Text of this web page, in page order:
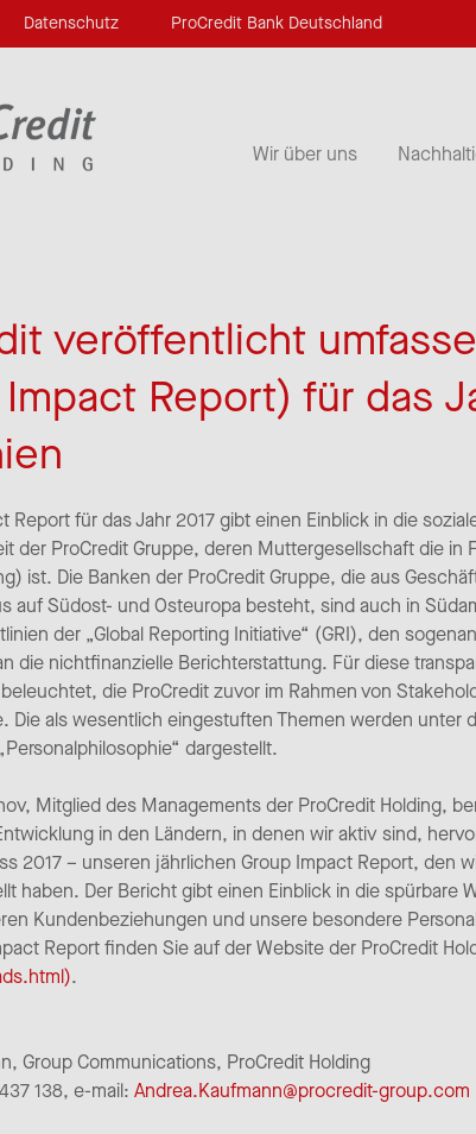
Datenschutz ProCredit Bank Deutschland
Wir über uns
veröffentlicht
Report) für das
Report für das Jahr 2017 gibt einen Einblick in die
der ProCredit Gruppe, deren Muttergesellschaft die in
ist. Die Banken der ProCredit Gruppe, die aus
auf Südost- und Osteuropa besteht, sind auch in
der „Global Reporting Initiative“ (GRI), den
die nichtfinanzielle Berichterstattung. Für diese
die ProCredit zuvor im Rahmen von
Die als wesentlich eingestuften Themen werden unter
dargestellt.
Mitglied des Managements der ProCredit Holding,
in den Ländern, in denen wir aktiv sind,
2017 – unseren jährlichen Group Impact Report, den
haben. Der Bericht gibt einen Einblick in die spürbare
Kundenbeziehungen und unsere besondere
Report finden Sie auf der Website der ProCredit
.
Group Communications, ProCredit Holding
138, e-mail: Andrea.Kaufmann@procredit-group.com